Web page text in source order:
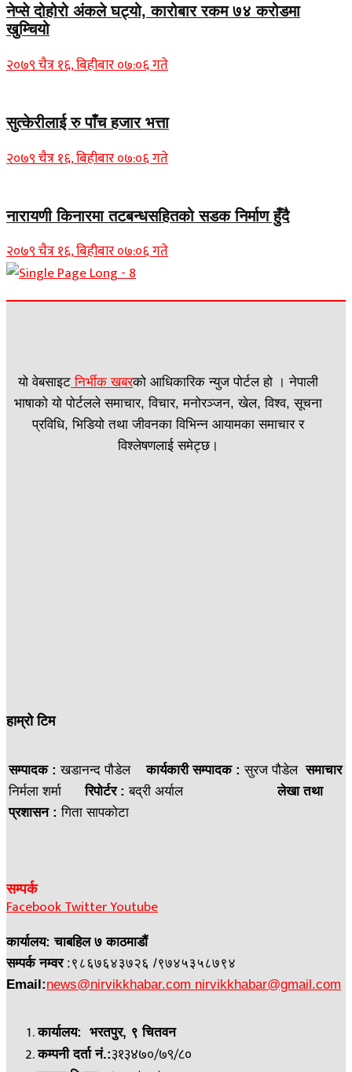
नेप्से दोहोरो अंकले घट्यो, कारोबार रकम ७४ करोडमा
खुम्चियो
२०७९ चैत्र १६, बिहीबार ०७:०६ गते
सुत्केरीलाई रु पाँच हजार भत्ता
२०७९ चैत्र १६, बिहीबार ०७:०६ गते
नारायणी किनारमा तटबन्धसहितको सडक निर्माण हुँदै
२०७९ चैत्र १६, बिहीबार ०७:०६ गते
यो वेबसाइट निर्भीक खबरकाे आधिकारिक न्युज पोर्टल हो । नेपाली
भाषाको यो पोर्टलले समाचार, विचार, मनोरञ्जन, खेल, विश्व, सूचना
प्रविधि, भिडियो तथा जीवनका विभिन्न आयामका समाचार र
विश्लेषणलाई समेट्छ।
हाम्रो टिम
सम्पादक :खडानन्द पौडेलकार्यकारी सम्पादक : सुरज पौडेलसमाचार
निर्मला शर्मारिपोर्टर : बद्री अर्याललेखा तथा
प्रशासन : गिता सापकोटा
सम्पर्क
FacebookTwitterYoutube
कार्यालय: चाबहिल ७ काठमाडौं
सम्पर्क नम्वर :९८६७६४३७२६ /९७४५३५८७९४
Email:news@nirvikkhabar.com nirvikkhabar@gmail.com
कार्यालय: भरतपुर, ९ चितवन
कम्पनी दर्ता नं.:३१३४७०/७९/८०